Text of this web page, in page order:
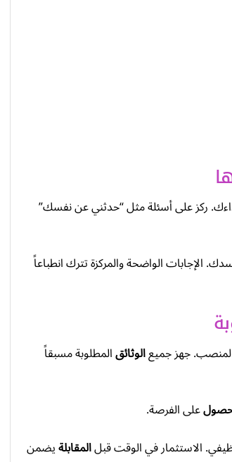
ركز على أسئلة مثل “حدثني عن نفسك”
الإجابات الواضحة والمركزة تترك انطباعاً
جهز جميعالوثائقالمطلوبة مسبقاً
على الفرصة.
الاستثمار في الوقت قبلالمقابلةيضمن